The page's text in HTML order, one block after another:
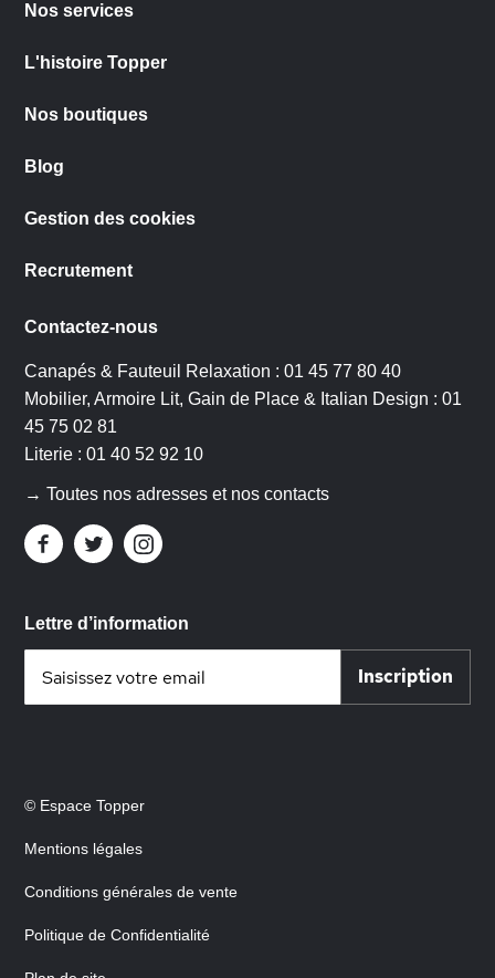
Nos services
L'histoire Topper
Nos boutiques
Blog
Gestion des cookies
Recrutement
Contactez-nous
Canapés & Fauteuil Relaxation : 01 45 77 80 40
Mobilier, Armoire Lit, Gain de Place & Italian Design : 01
45 75 02 81
Literie : 01 40 52 92 10
→ Toutes nos adresses et nos contacts
Lettre d’information
:
Inscription
© Espace Topper
Mentions légales
Conditions générales de vente
Politique de Confidentialité